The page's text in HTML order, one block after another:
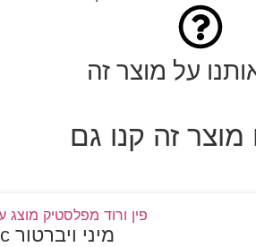
על מוצר זה
זה קנו גם
מיני ויברטור Vic